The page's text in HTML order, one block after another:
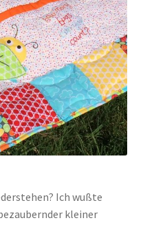
Ich wußte
kleiner